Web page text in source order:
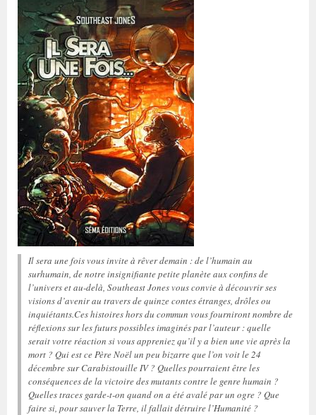
Il sera une fois vous invite à rêver demain : de l’humain au
surhumain, de notre insignifiante petite planète aux confins de
l’univers et au-delà, Southeast Jones vous convie à découvrir ses
visions d’avenir au travers de quinze contes étranges, drôles ou
inquiétants.Ces histoires hors du commun vous fourniront nombre de
réflexions sur les futurs possibles imaginés par l’auteur : quelle
serait votre réaction si vous appreniez qu’il y a bien une vie après la
mort ? Qui est ce Père Noël un peu bizarre que l’on voit le 24
décembre sur Carabistouille IV ? Quelles pourraient être les
conséquences de la victoire des mutants contre le genre humain ?
Quelles traces garde-t-on quand on a été avalé par un ogre ? Que
faire si, pour sauver la Terre, il fallait détruire l’Humanité ?